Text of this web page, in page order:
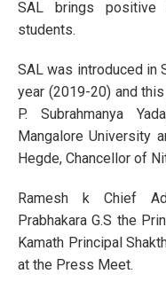
SAL brings
students.
SAL was introduced in
year (2019-20) and
P. Subrahmanya
Mangalore University
Hegde, Chancellor of
Ramesh k Chief
Prabhakara G.S the
Kamath Principal
at the Press Meet.